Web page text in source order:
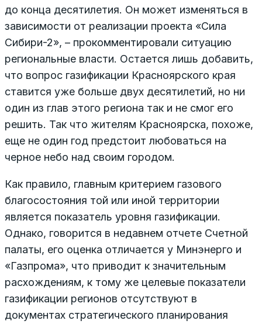
до конца десятилетия. Он может изменяться в
зависимости от реализации проекта «Сила
Сибири-2», – прокомментировали ситуацию
региональные власти. Остается лишь добавить,
что вопрос газификации Красноярского края
ставится уже больше двух десятилетий, но ни
один из глав этого региона так и не смог его
решить. Так что жителям Красноярска, похоже,
еще не один год предстоит любоваться на
черное небо над своим городом.
Как правило, главным критерием газового
благосостояния той или иной территории
является показатель уровня газификации.
Однако, говорится в недавнем отчете Счетной
палаты, его оценка отличается у Минэнерго и
«Газпрома», что приводит к значительным
расхождениям, к тому же целевые показатели
газификации регионов отсутствуют в
документах стратегического планирования